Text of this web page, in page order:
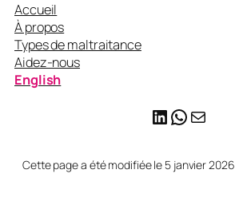
Accueil
À propos
Types de maltraitance
Aidez-nous
English
LinkedIn
Mail
Cette page a été modifiée le 5 janvier 2026